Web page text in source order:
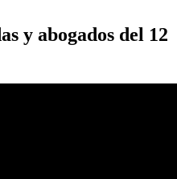
y abogados del 12